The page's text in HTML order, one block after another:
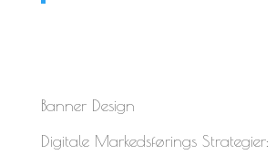
Banner Design
Digitale Markedsførings Strategier: